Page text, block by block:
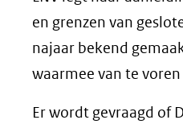
en grenzen van
najaar bekend
waarmee van te
Er wordt gevraagd of